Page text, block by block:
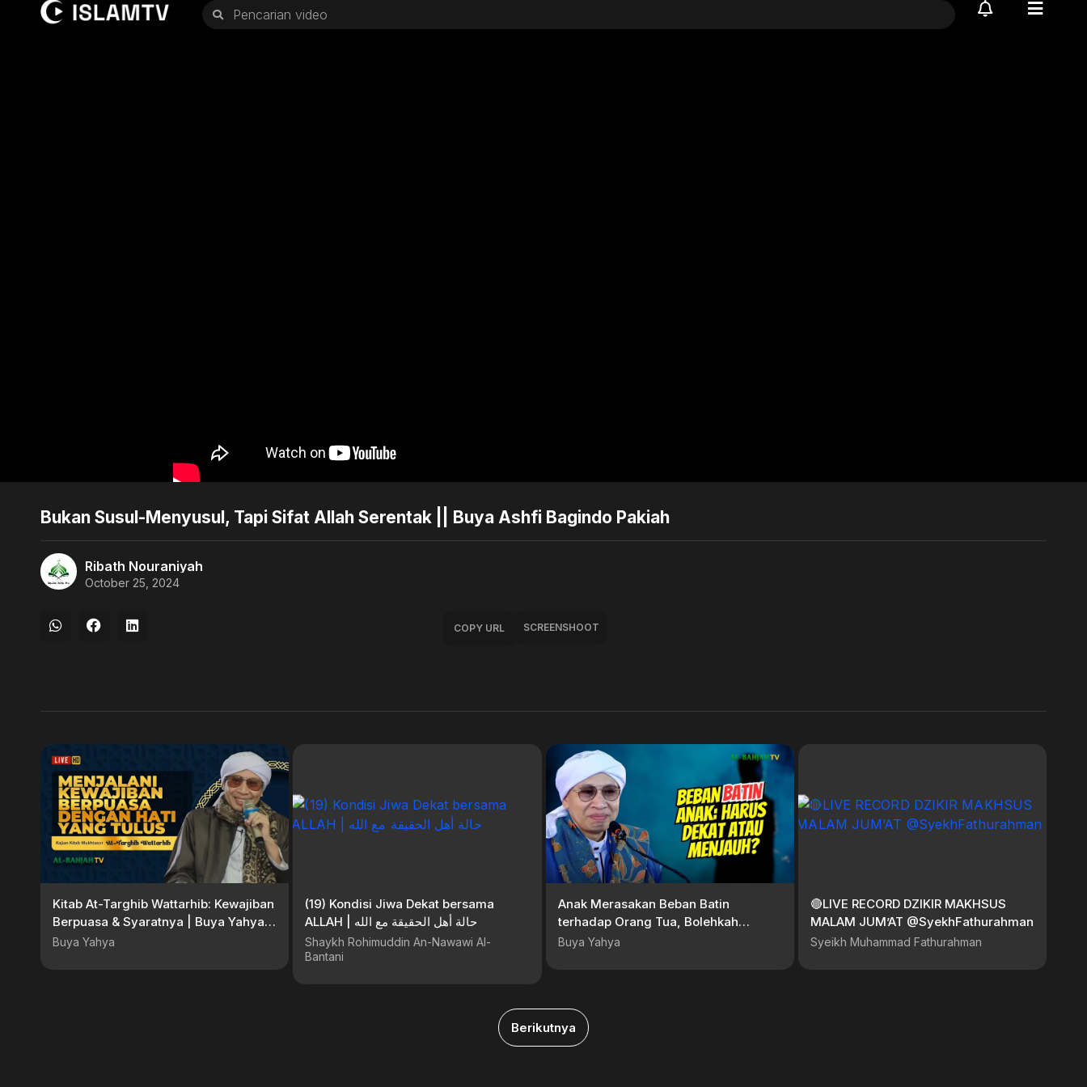
Bukan Susul-Menyusul, Tapi Sifat Allah Serentak || Buya Ashfi Bagindo Pakiah
Ribath Nouraniyah
October 25, 2024
COPY URL SCREENSHOOT
Kitab At-Targhib Wattarhib: Kewajiban
Berpuasa & Syaratnya | Buya Yahya |
27 April 2025
Buya Yahya
(19) Kondisi Jiwa Dekat bersama
ALLAH | حالة أهل الحقيقة مع الله
Shaykh Rohimuddin An-Nawawi Al-
Bantani
Anak Merasakan Beban Batin
terhadap Orang Tua, Bolehkah
Menjauhinya? | Buya Yahya
Buya Yahya
🔴LIVE RECORD DZIKIR MAKHSUS
MALAM JUM’AT @SyekhFathurahman
Syeikh Muhammad Fathurahman
Berikutnya